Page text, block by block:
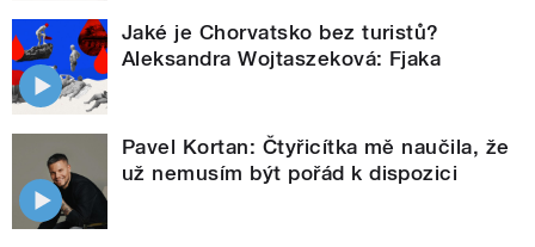
Jaké je Chorvatsko bez turistů?
Aleksandra Wojtaszeková: Fjaka
Pavel Kortan: Čtyřicítka mě naučila, že
už nemusím být pořád k dispozici